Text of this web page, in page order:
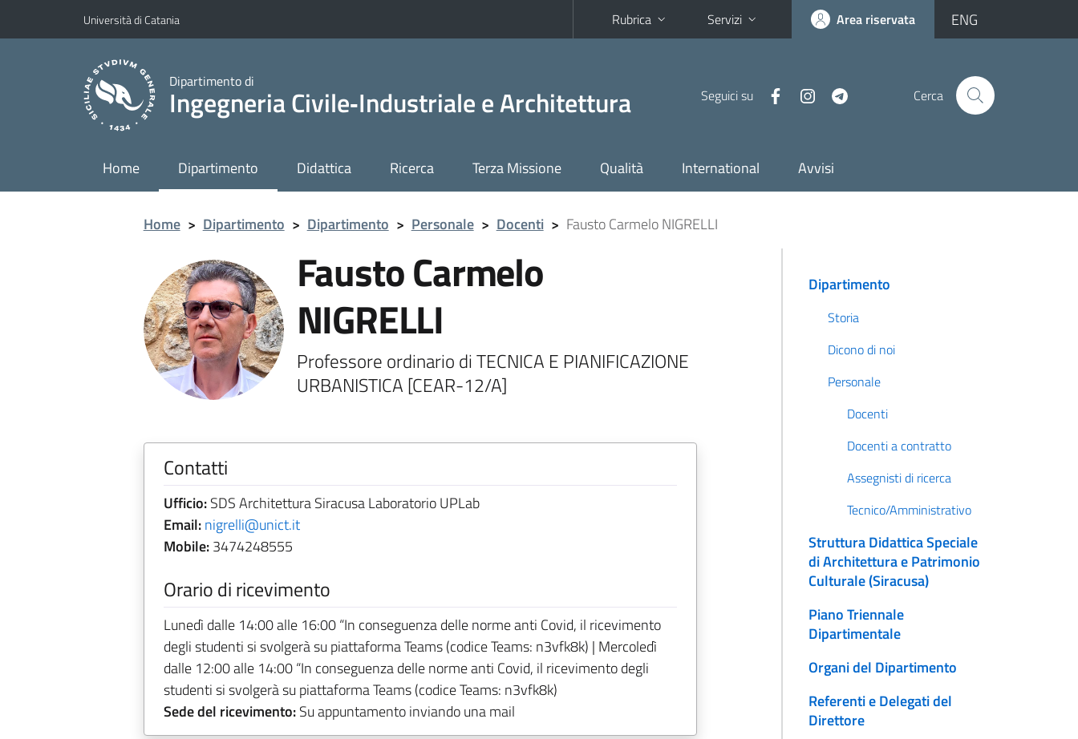
Vai al contenuto principale
Vai al menu di navigazione
Università di Catania Rubrica Servizi Area riservata ENG
Dipartimento di
Ingegneria Civile‑Industriale e Architettura Seguici su Cerca
Home Dipartimento Didattica Ricerca Terza Missione Qualità International Avvisi
Home > Dipartimento > Dipartimento > Personale > Docenti > Fausto Carmelo NIGRELLI
Fausto Carmelo
NIGRELLI
Professore ordinario di TECNICA E PIANIFICAZIONE
URBANISTICA [CEAR-12/A]
Contatti
Ufficio:SDS Architettura Siracusa Laboratorio UPLab
Email:nigrelli@unict.it
Mobile:3474248555
Orario di ricevimento
Lunedì dalle 14:00 alle 16:00 “In conseguenza delle norme anti Covid, il ricevimento
degli studenti si svolgerà su piattaforma Teams (codice Teams: n3vfk8k) | Mercoledì
dalle 12:00 alle 14:00 “In conseguenza delle norme anti Covid, il ricevimento degli
studenti si svolgerà su piattaforma Teams (codice Teams: n3vfk8k)
Sede del ricevimento:Su appuntamento inviando una mail
Dipartimento
Storia
Dicono di noi
Personale
Docenti
Docenti a contratto
Assegnisti di ricerca
Tecnico/Amministrativo
Struttura Didattica Speciale
di Architettura e Patrimonio
Culturale (Siracusa)
Piano Triennale
Dipartimentale
Organi del Dipartimento
Referenti e Delegati del
Direttore